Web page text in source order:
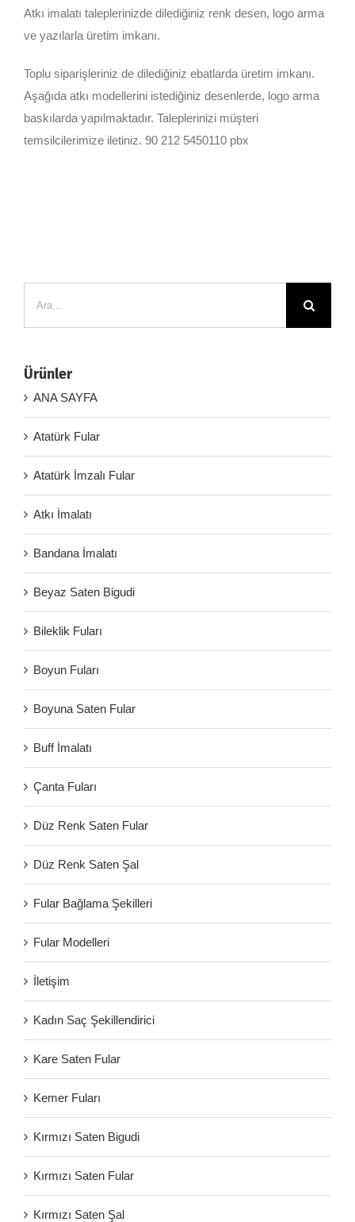
Atkı imalatı taleplerinizde dilediğiniz renk desen, logo arma
ve yazılarla üretim imkanı.
Toplu siparişleriniz de dilediğiniz ebatlarda üretim imkanı.
Aşağıda atkı modellerini istediğiniz desenlerde, logo arma
baskılarda yapılmaktadır. Taleplerinizi müşteri
temsilcilerimize iletiniz. 90 212 5450110 pbx
Ürünler
ANA SAYFA
Atatürk Fular
Atatürk İmzalı Fular
Atkı İmalatı
Bandana İmalatı
Beyaz Saten Bigudi
Bileklik Fuları
Boyun Fuları
Boyuna Saten Fular
Buff İmalatı
Çanta Fuları
Düz Renk Saten Fular
Düz Renk Saten Şal
Fular Bağlama Şekilleri
Fular Modelleri
İletişim
Kadın Saç Şekillendirici
Kare Saten Fular
Kemer Fuları
Kırmızı Saten Bigudi
Kırmızı Saten Fular
Kırmızı Saten Şal